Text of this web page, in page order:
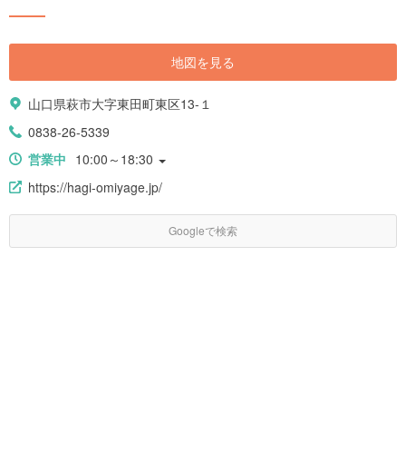
地図を見る
山口県萩市大字東田町東区13-１
0838-26-5339
営業中 10:00～18:30
https://hagi-omiyage.jp/
Googleで検索